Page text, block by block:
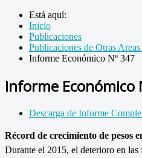
Está aquí:
Inicio
Publicaciones
Publicaciones de Otras
Informe Económico Nº 347
Informe Económico
Descarga de Informe
Récord de crecimiento de pesos
Durante el 2015, el deterioro en